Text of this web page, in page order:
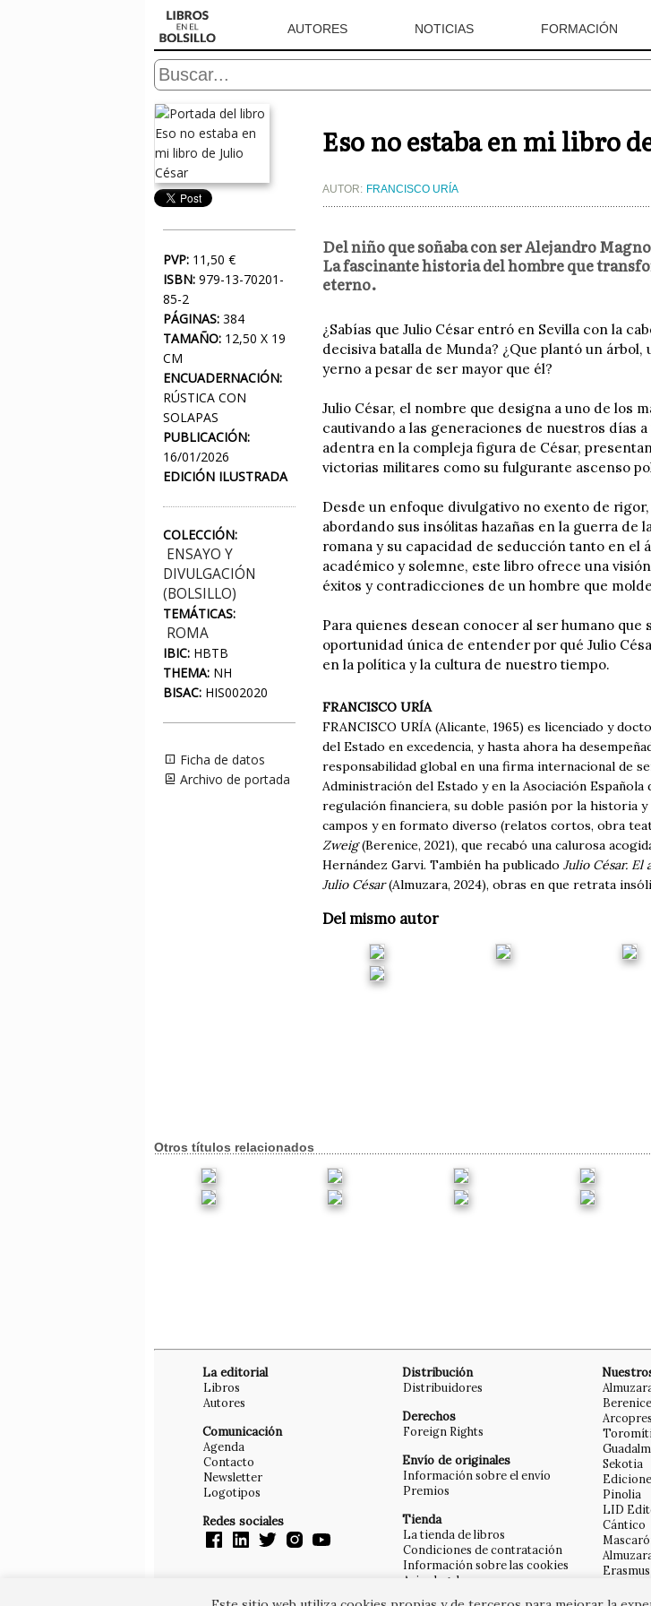
AUTORES NOTICIAS FORMACIÓN
PVP: 11,50 €
ISBN: 979-13-70201-
85-2
PÁGINAS: 384
TAMAÑO: 12,50 X 19
CM
ENCUADERNACIÓN:
RÚSTICA CON
SOLAPAS
PUBLICACIÓN:
16/01/2026
EDICIÓN ILUSTRADA
COLECCIÓN:
ENSAYO Y
DIVULGACIÓN
(BOLSILLO)
TEMÁTICAS:
ROMA
IBIC: HBTB
THEMA: NH
BISAC: HIS002020
Ficha de datos
Archivo de portada
Eso no estaba en mi libro
AUTOR: FRANCISCO URÍA
Del niño que soñaba con ser Alejandro
La fascinante historia del hombre que
eterno.
¿Sabías que Julio César entró en Sevilla con la
decisiva batalla de Munda? ¿Que plantó un
yerno a pesar de ser mayor que él?
Julio César, el nombre que designa a uno de los
cautivando a las generaciones de nuestros días
adentra en la compleja figura de César,
victorias militares como su fulgurante ascenso
Desde un enfoque divulgativo no exento de
abordando sus insólitas hazañas en la guerra de
romana y su capacidad de seducción tanto en
académico y solemne, este libro ofrece una
éxitos y contradicciones de un hombre que
Para quienes desean conocer al ser humano
oportunidad única de entender por qué Julio
en la política y la cultura de nuestro tiempo.
FRANCISCO URÍA
FRANCISCO URÍA (Alicante, 1965) es licenciado y
del Estado en excedencia, y hasta ahora ha
responsabilidad global en una firma internacional de
Administración del Estado y en la Asociación
regulación financiera, su doble pasión por la historia
campos y en formato diverso (relatos cortos, obra
Zweig(Berenice, 2021), que recabó una calurosa
Hernández Garvi. También ha publicado Julio César. El
Julio César(Almuzara, 2024), obras en que retrata
Del mismo autor
Otros títulos relacionados
La editorial
Libros
Autores
Comunicación
Agenda
Contacto
Newsletter
Logotipos
Redes sociales
Distribución
Distribuidores
Derechos
Foreign Rights
Envío de originales
Información sobre el envío
Premios
Tienda
La tienda de libros
Condiciones de contratación
Información sobre las cookies
Aviso legal
Berenice
Sekotia
Pinolia
LID
Cántico
Erasmus